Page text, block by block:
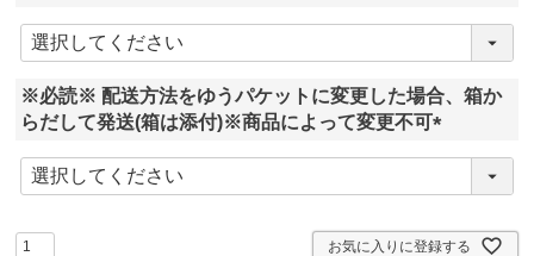
(
必
)
※必読※ 配送方法をゆうパケットに変更した場合、箱か
らだして発送(箱は添付)※商品によって変更不可
(
)
お気に入りに登録する